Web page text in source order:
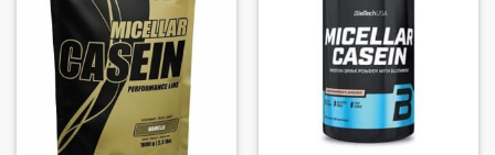
auf
Produktseite
gewählt
werden
Produktseite
Wunschliste